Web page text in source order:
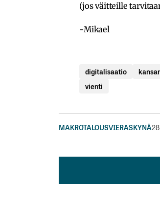
(jos väitteille
-Mikael
digitalisaatio
vienti
MAKROTALOUSVIERASKYNÄ